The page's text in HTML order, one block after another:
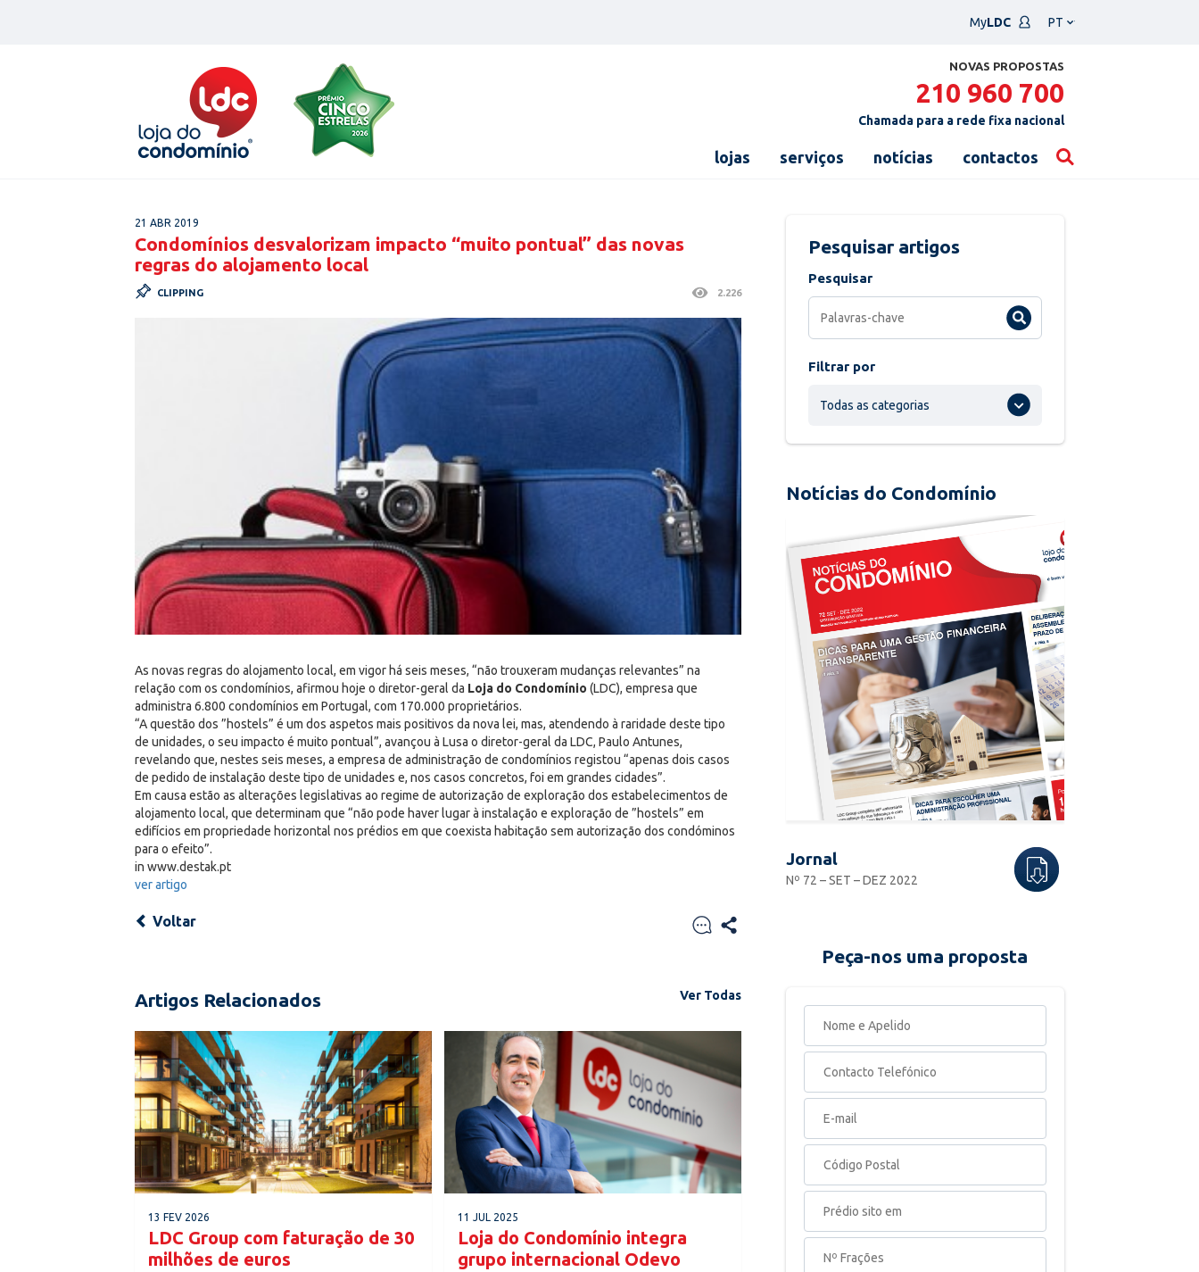
MyLDC
um
NOVAS PROPOSTAS
210 960 700
Chamada para a rede fixa nacional
lojas serviços notícias contactos
21 ABR 2019
Condomínios desvalorizam impacto “muito pontual” das novas
regras do alojamento local
CLIPPING 2.226
As novas regras do alojamento local, em vigor há seis meses, “não trouxeram mudanças relevantes” na
relação com os condomínios, afirmou hoje o diretor-geral da Loja do Condomínio (LDC), empresa que
administra 6.800 condomínios em Portugal, com 170.000 proprietários.
“A questão dos ”hostels” é um dos aspetos mais positivos da nova lei, mas, atendendo à raridade deste tipo
de unidades, o seu impacto é muito pontual”, avançou à Lusa o diretor-geral da LDC, Paulo Antunes,
revelando que, nestes seis meses, a empresa de administração de condomínios registou “apenas dois casos
de pedido de instalação deste tipo de unidades e, nos casos concretos, foi em grandes cidades”.
Em causa estão as alterações legislativas ao regime de autorização de exploração dos estabelecimentos de
alojamento local, que determinam que “não pode haver lugar à instalação e exploração de ”hostels” em
edifícios em propriedade horizontal nos prédios em que coexista habitação sem autorização dos condóminos
para o efeito”.
in www.destak.pt
ver artigo
Voltar
Artigos Relacionados Ver Todas
13 FEV 2026
LDC Group com faturação de 30
milhões de euros
11 JUL 2025
Loja do Condomínio integra
grupo internacional Odevo
Pesquisar artigos
Pesquisar
Filtrar por
Todas as categorias
Notícias do Condomínio
Jornal
Nº 72 – SET – DEZ 2022
Peça-nos uma proposta